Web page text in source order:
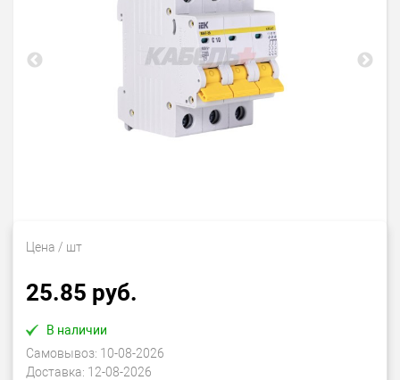
Цена / шт
25.85 руб.
В наличии
Самовывоз: 10-08-2026
Доставка: 12-08-2026